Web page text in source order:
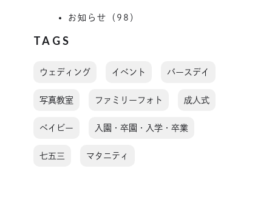
お知らせ（98）
TAGS
ウェディング イベント バースデイ
写真教室 ファミリーフォト 成人式
ベイビー 入園・卒園・入学・卒業
七五三 マタニティ